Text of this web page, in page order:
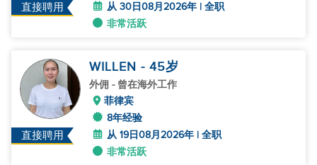
直接聘用
从 30日08月2026年 | 全职
非常活跃
直接聘用
WILLEN - 45岁
外佣 - 曾在海外工作
菲律宾
8年经验
从 19日08月2026年 | 全职
非常活跃